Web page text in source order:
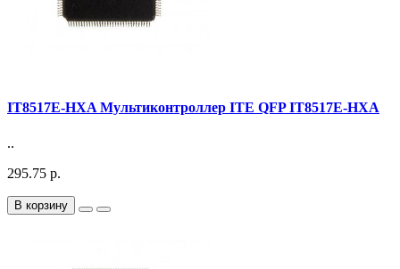
IT8517E-HXA Мультиконтроллер ITE QFP IT8517E-HXA
..
295.75 р.
В корзину